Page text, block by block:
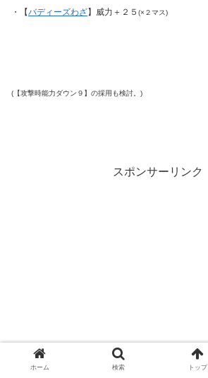
・【バディーズわざ】威力＋２５ (×２マス)
(【攻撃時能力ダウン９】の採用も検討。)
スポンサーリンク
ホーム 検索 トップ